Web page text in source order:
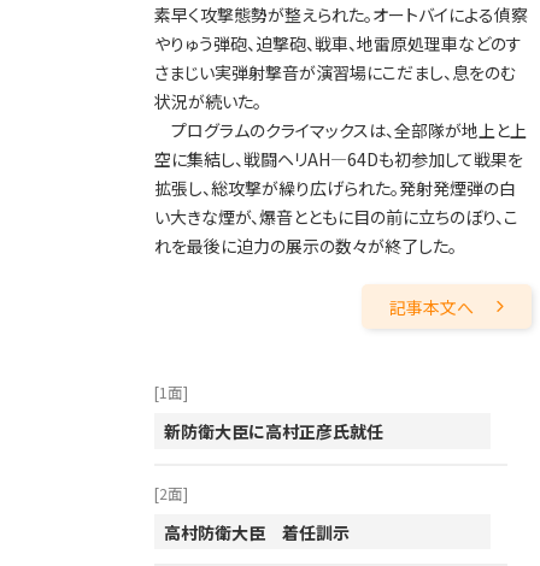
素早く攻撃態勢が整えられた。オートバイによる偵察
やりゅう弾砲、迫撃砲、戦車、地雷原処理車などのす
さまじい実弾射撃音が演習場にこだまし、息をのむ
状況が続いた。
プログラムのクライマックスは、全部隊が地上と上
空に集結し、戦闘ヘリAH―64Dも初参加して戦果を
拡張し、総攻撃が繰り広げられた。発射発煙弾の白
い大きな煙が、爆音とともに目の前に立ちのぼり、こ
れを最後に迫力の展示の数々が終了した。
記事本文へ
[1面]
新防衛大臣に高村正彦氏就任
[2面]
高村防衛大臣 着任訓示